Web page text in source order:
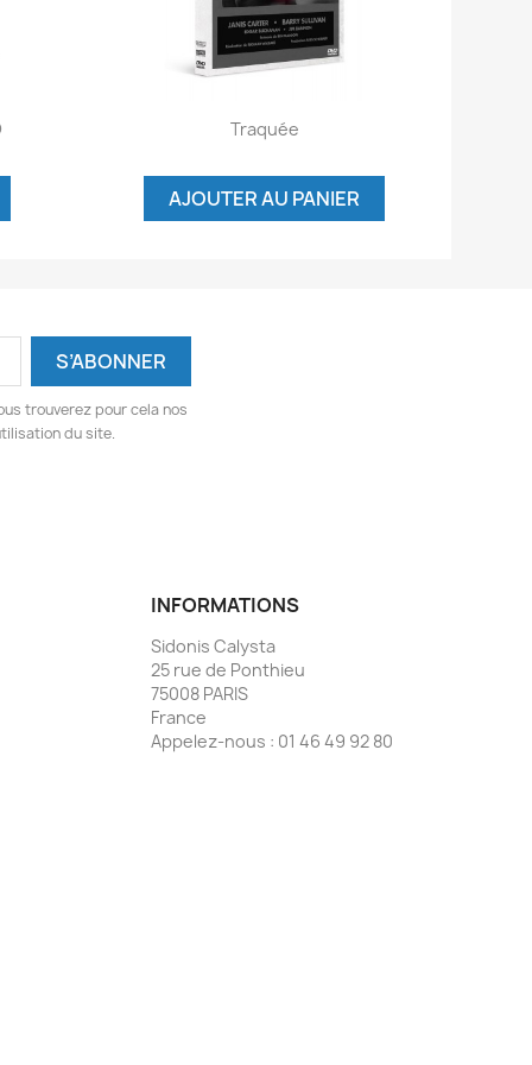
Aperçu rapide
Traquée
AJOUTER AU PANIER
trouverez pour cela nos
du site.
INFORMATIONS
Sidonis Calysta
25 rue de Ponthieu
75008 PARIS
France
Appelez-nous : 01 46 49 92 80